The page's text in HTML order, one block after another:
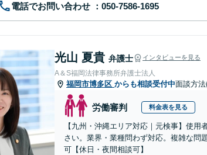
電話でお問い合わせ
光山 夏貴 弁護士 インタビューを見る
A＆S福岡法律事務所弁護士法人
福岡市博多区 からも相談受付中面談方
労働審判 料金表を見る
【九州・沖縄エリア対応｜元検事】使
さい。業界・業種問わず対応。複雑な問
可【休日・夜間相談可】